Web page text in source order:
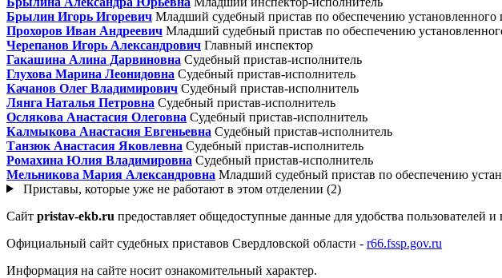
Брылин Игорь Игоревич Младший судебный пристав по обеспечению установленного
Прохоров Иван Андреевич Младший судебный пристав по обеспечению
Черепанов Игорь Александрович Главный инспектор
Гакашина Алина Дарвиновна Судебный пристав-исполнитель
Глухова Марина Леонидовна Судебный пристав-исполнитель
Качанов Олег Владимирович Судебный пристав-исполнитель
Лянга Наталья Петровна Судебный пристав-исполнитель
Ослякова Анастасия Олеговна Судебный пристав-исполнитель
Калмыкова Анастасия Евгеньевна Судебный пристав-исполнитель
Танзюк Анастасия Яковлевна Судебный пристав-исполнитель
Ромахина Юлия Владимировна Судебный пристав-исполнитель
Мельникова Мария Александровна Младший судебный пристав по обеспечению
Приставы, которые уже не работают в этом отделении (2)
Сайт pristav-ekb.ru предоставляет общедоступные данные для удобства
Официальный сайт судебных приставов Свердловской области - r66.fssp.gov.ru
Информация на сайте носит ознакомительный характер.